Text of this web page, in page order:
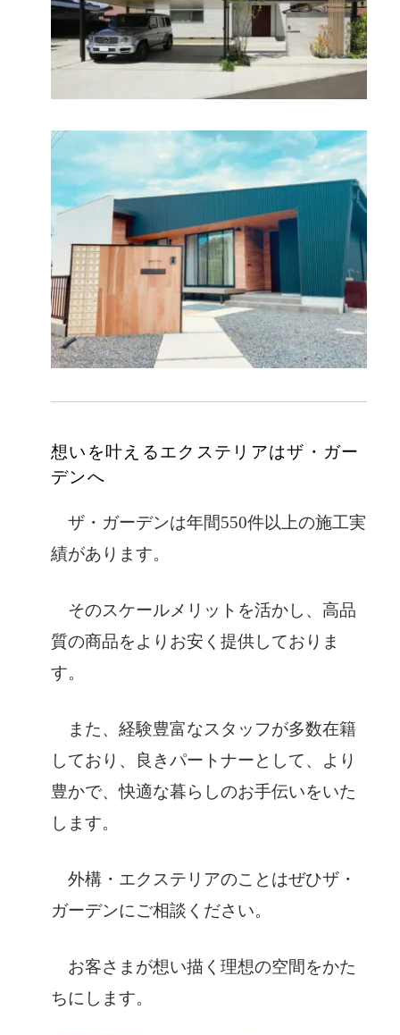
想いを叶えるエクステリアはザ・ガー
デンへ
ザ・ガーデンは年間550件以上の施工実
績があります。
そのスケールメリットを活かし、高品
質の商品をよりお安く提供しておりま
す。
また、経験豊富なスタッフが多数在籍
しており、良きパートナーとして、より
豊かで、快適な暮らしのお手伝いをいた
します。
外構・エクステリアのことはぜひザ・
ガーデンにご相談ください。
お客さまが想い描く理想の空間をかた
ちにします。